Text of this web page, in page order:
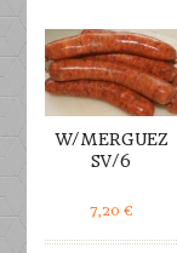
W/MERGUEZ
SV/6
7,20 €